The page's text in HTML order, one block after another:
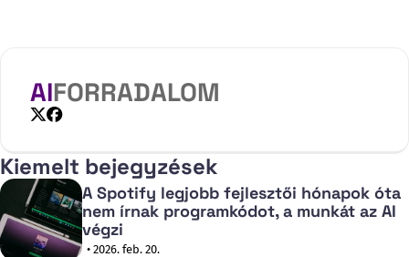
AIFORRADALOM
Kiemelt bejegyzések
A Spotify legjobb fejlesztői hónapok óta
nem írnak programkódot, a munkát az AI
végzi
• 2026. feb. 20.